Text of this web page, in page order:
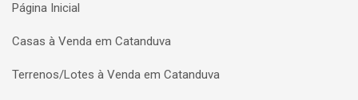
Página Inicial
Casas à Venda em Catanduva
Terrenos/Lotes à Venda em Catanduva